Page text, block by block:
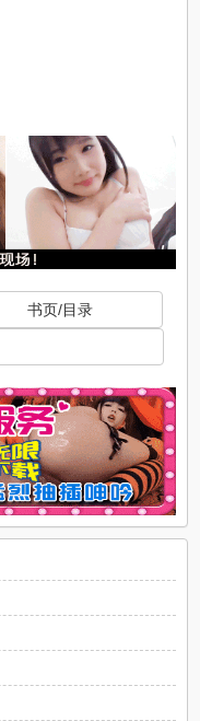
书页/目录